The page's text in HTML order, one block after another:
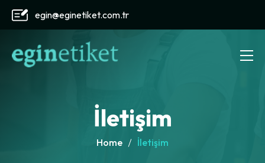
egin@eginetiket.com.tr
İletişim
Home İletişim